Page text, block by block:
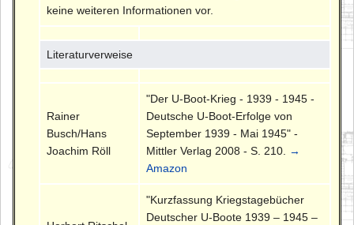
keine weiteren Informationen vor.
Literaturverweise
Rainer
Busch/Hans
Joachim Röll
"Der U-Boot-Krieg - 1939 - 1945 -
Deutsche U-Boot-Erfolge von
September 1939 - Mai 1945" -
Mittler Verlag 2008 - S. 210.
→
Amazon
"Kurzfassung Kriegstagebücher
Deutscher U-Boote 1939 – 1945 –